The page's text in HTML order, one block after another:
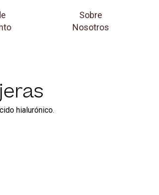
Sobre
Nosotros
hialurónico.